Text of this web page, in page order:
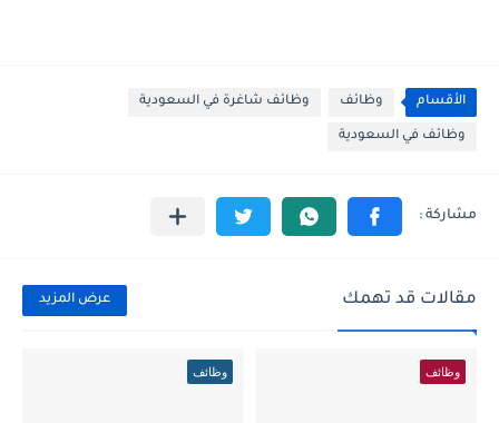
الأقسام وظائف وظائف شاغرة في السعودية
وظائف في السعودية
مقالات قد تهمك عرض المزيد
وظائف وظائف